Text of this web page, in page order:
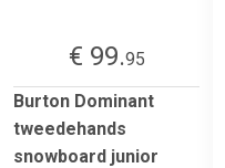
€ 99.95
Burton Dominant
tweedehands
snowboard junior